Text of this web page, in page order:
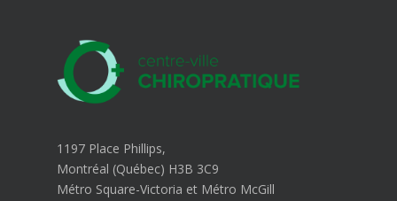
1197 Place Phillips,
Montréal (Québec) H3B 3C9
Métro Square-Victoria et Métro McGill